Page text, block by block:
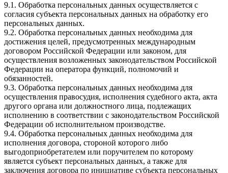
9.1. Обработка персональных данных осуществляется с
согласия субъекта персональных данных на обработку его
персональных данных.
9.2. Обработка персональных данных необходима для
достижения целей, предусмотренных международным
договором Российской Федерации или законом, для
осуществления возложенных законодательством Российской
Федерации на оператора функций, полномочий и
обязанностей.
9.3. Обработка персональных данных необходима для
осуществления правосудия, исполнения судебного акта, акта
другого органа или должностного лица, подлежащих
исполнению в соответствии с законодательством Российской
Федерации об исполнительном производстве.
9.4. Обработка персональных данных необходима для
исполнения договора, стороной которого либо
выгодоприобретателем или поручителем по которому
является субъект персональных данных, а также для
заключения договора по инициативе субъекта персональных